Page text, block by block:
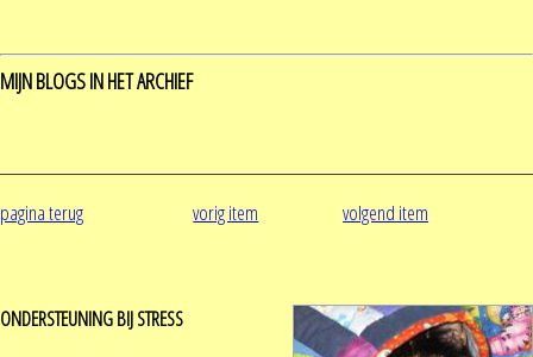
MIJN BLOGS IN HET ARCHIEF
pagina terug vorig item volgend item
ONDERSTEUNING BIJ STRESS